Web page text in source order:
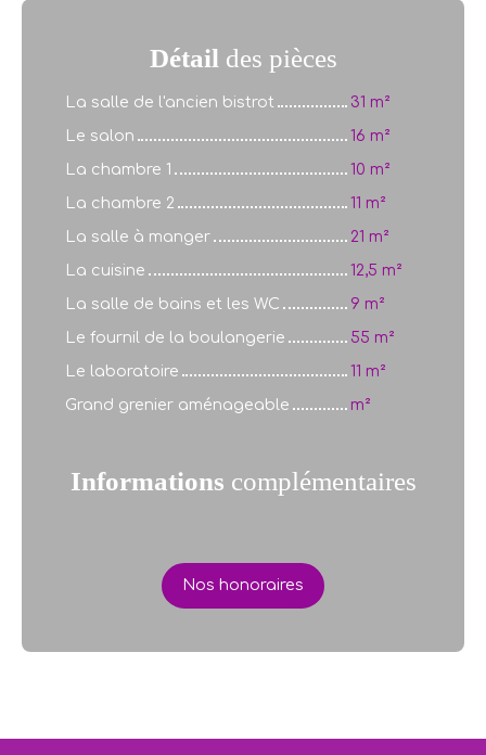
Détail des pièces
La salle de l'ancien bistrot
31 m²
Le salon
16 m²
La chambre 1
10 m²
La chambre 2
11 m²
La salle à manger
21 m²
La cuisine
12,5 m²
La salle de bains et les WC
9 m²
Le fournil de la boulangerie
55 m²
Le laboratoire
11 m²
Grand grenier aménageable
m²
Informations complémentaires
Nos honoraires